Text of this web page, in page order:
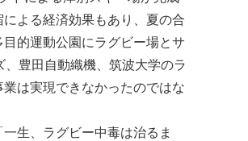
よる経済効果もあり、夏の合
的運動公園にラグビー場とサ
豊田自動織機、筑波大学のラ
は実現できなかったのではな
生、ラグビー中毒は治るま